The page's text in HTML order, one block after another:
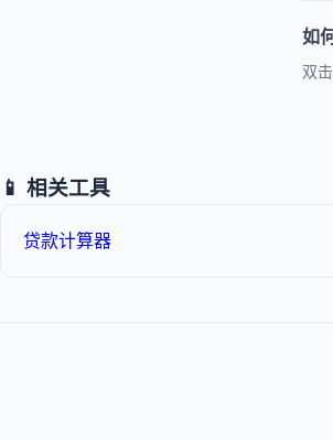
如
双
📱 相关工具
贷款计算器